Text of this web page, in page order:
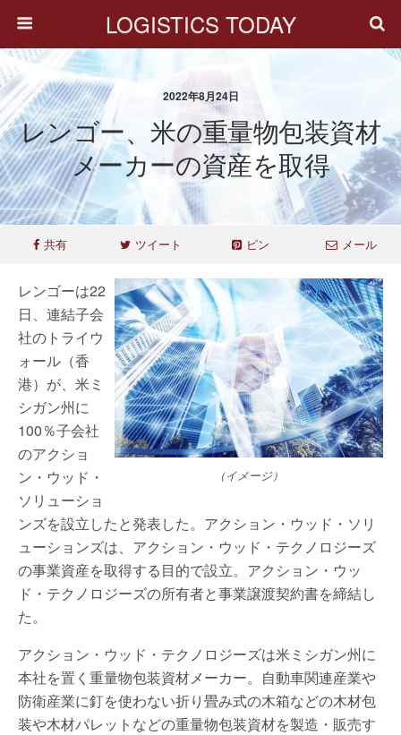
LOGISTICS TODAY
2022年8月24日
レンゴー、米の重量物包装資材
メーカーの資産を取得
共有 ツイート ピン メール
（イメージ）
レンゴーは22
日、連結子会
社のトライウ
ォール（香
港）が、米ミ
シガン州に
100％子会社
のアクショ
ン・ウッド・
ソリューショ
ンズを設立したと発表した。アクション・ウッド・ソリ
ューションズは、アクション・ウッド・テクノロジーズ
の事業資産を取得する目的で設立。アクション・ウッ
ド・テクノロジーズの所有者と事業譲渡契約書を締結し
た。
アクション・ウッド・テクノロジーズは米ミシガン州に
本社を置く重量物包装資材メーカー。自動車関連産業や
防衛産業に釘を使わない折り畳み式の木箱などの木材包
装や木材パレットなどの重量物包装資材を製造・販売す